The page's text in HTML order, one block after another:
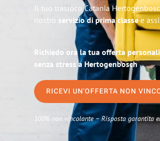
Il tuo trasloco Catania
nostro servizio di prima classee
Richiedo ora la tua offerta
senza stress a Hertogenbosch
RICEVI UN'OFFERTA NON
100% non vincolante – Risposta garantita